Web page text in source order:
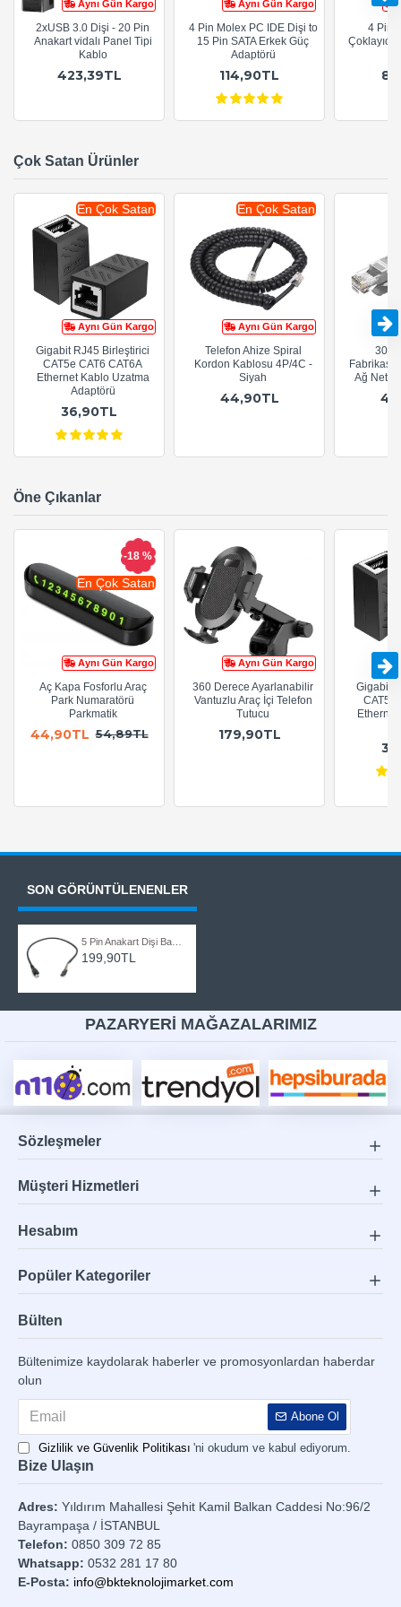
Aynı Gün Kargo
2xUSB 3.0 Dişi - 20 Pin
Anakart vidalı Panel Tipi
Kablo
423,39TL
Aynı Gün Kargo
4 Pin Molex PC IDE Dişi to
15 Pin SATA Erkek Güç
Adaptörü
114,90TL
4 Pin
Çoklayıcı
Çok Satan Ürünler
Aynı Gün Kargo
En Çok Satan
Gigabit RJ45 Birleştirici
CAT5e CAT6 CAT6A
Ethernet Kablo Uzatma
Adaptörü
36,90TL
Aynı Gün Kargo
En Çok Satan
Telefon Ahize Spiral
Kordon Kablosu 4P/4C -
Siyah
44,90TL
Ağ
Öne Çıkanlar
Aynı Gün Kargo
En Çok Satan
-18 %
Aç Kapa Fosforlu Araç
Park Numaratörü
Parkmatik
44,90TL 54,89TL
Aynı Gün Kargo
360 Derece Ayarlanabilir
Vantuzlu Araç İçi Telefon
Tutucu
179,90TL
Gigabit
CAT5e
SON GÖRÜNTÜLENENLER
5 Pin Anakart Dişi Başlık - Mikro USB Erkek Adaptör Dupont Genişletici Kablo 50cm
199,90TL
PAZARYERİ MAĞAZALARIMIZ
Sözleşmeler
Müşteri Hizmetleri
Hesabım
Popüler Kategoriler
Bülten
Bültenimize kaydolarak haberler ve promosyonlardan haberdar
olun
Abone Ol
Gizlilik ve Güvenlik Politikası 'ni okudum ve kabul ediyorum.
Bize Ulaşın
Adres: Yıldırım Mahallesi Şehit Kamil Balkan Caddesi No:96/2
Bayrampaşa / İSTANBUL
Telefon: 0850 309 72 85
Whatsapp: 0532 281 17 80
E-Posta: info@bkteknolojimarket.com